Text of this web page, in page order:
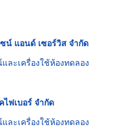
น์ แอนด์ เซอร์วิส จำกัด
ละเครื่องใช้ห้องทดลอง
ฟเบอร์ จำกัด
ละเครื่องใช้ห้องทดลอง